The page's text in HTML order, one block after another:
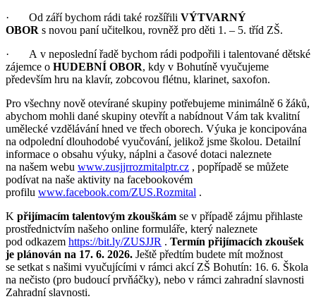
· Od září bychom rádi také rozšířili VÝTVARNÝ
OBOR s novou paní učitelkou, rovněž pro děti 1. – 5. tříd ZŠ.
· A v neposlední řadě bychom rádi podpořili i talentované dětské
zájemce o HUDEBNÍ OBOR, kdy v Bohutíně vyučujeme
především hru na klavír, zobcovou flétnu, klarinet, saxofon.
Pro všechny nově otevírané skupiny potřebujeme minimálně 6 žáků,
abychom mohli dané skupiny otevřít a nabídnout Vám tak kvalitní
umělecké vzdělávání hned ve třech oborech. Výuka je koncipována
na odpolední dlouhodobé vyučování, jelikož jsme školou. Detailní
informace o obsahu výuky, náplni a časové dotaci naleznete
na našem webu www.zusjjrrozmitalptr.cz , popřípadě se můžete
podívat na naše aktivity na facebookovém
profilu www.facebook.com/ZUS.Rozmital .
K přijímacím talentovým zkouškám se v případě zájmu přihlaste
prostřednictvím našeho online formuláře, který naleznete
pod odkazem https://bit.ly/ZUSJJR . Termín přijímacích zkoušek
je plánován na 17. 6. 2026. Ještě předtím budete mít možnost
se setkat s našimi vyučujícími v rámci akcí ZŠ Bohutín: 16. 6. Škola
na nečisto (pro budoucí prvňáčky), nebo v rámci zahradní slavnosti
Zahradní slavnosti.